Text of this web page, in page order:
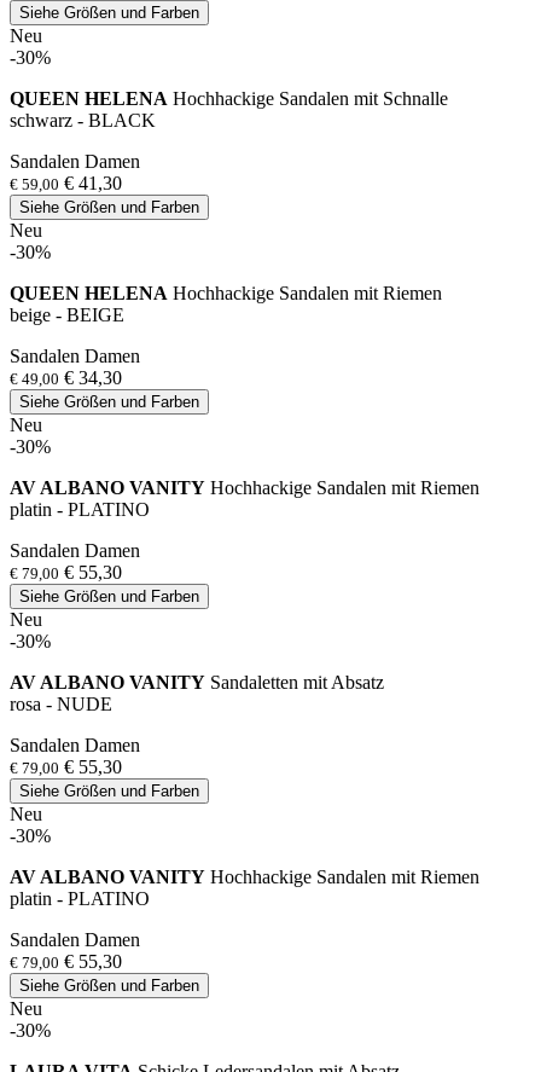
Siehe Größen und Farben
Neu
-30%
QUEEN HELENA Hochhackige Sandalen mit Schnalle
schwarz - BLACK
Sandalen Damen
€ 59,00 € 41,30
Siehe Größen und Farben
Neu
-30%
QUEEN HELENA Hochhackige Sandalen mit Riemen
beige - BEIGE
Sandalen Damen
€ 49,00 € 34,30
Siehe Größen und Farben
Neu
-30%
AV ALBANO VANITY Hochhackige Sandalen mit Riemen
platin - PLATINO
Sandalen Damen
€ 79,00 € 55,30
Siehe Größen und Farben
Neu
-30%
AV ALBANO VANITY Sandaletten mit Absatz
rosa - NUDE
Sandalen Damen
€ 79,00 € 55,30
Siehe Größen und Farben
Neu
-30%
AV ALBANO VANITY Hochhackige Sandalen mit Riemen
platin - PLATINO
Sandalen Damen
€ 79,00 € 55,30
Siehe Größen und Farben
Neu
-30%